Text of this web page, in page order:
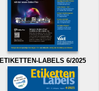
ETIKETTEN-LABELS 6/2025